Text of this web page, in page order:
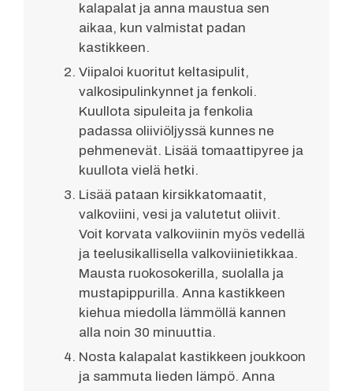
kalapalat ja anna maustua sen
aikaa, kun valmistat padan
kastikkeen.
Viipaloi kuoritut keltasipulit,
valkosipulinkynnet ja fenkoli.
Kuullota sipuleita ja fenkolia
padassa oliiviöljyssä kunnes ne
pehmenevät. Lisää tomaattipyree ja
kuullota vielä hetki.
Lisää pataan kirsikkatomaatit,
valkoviini, vesi ja valutetut oliivit.
Voit korvata valkoviinin myös vedellä
ja teelusikallisella valkoviinietikkaa.
Mausta ruokosokerilla, suolalla ja
mustapippurilla. Anna kastikkeen
kiehua miedolla lämmöllä kannen
alla noin 30 minuuttia.
Nosta kalapalat kastikkeen joukkoon
ja sammuta lieden lämpö. Anna